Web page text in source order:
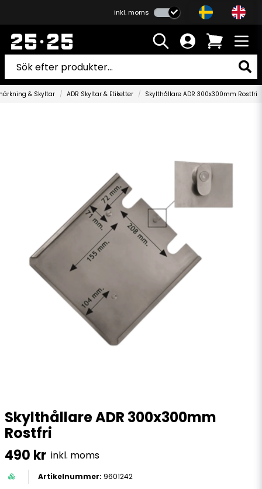
inkl. moms
& Skyltar ADR Skyltar & Etiketter Skylthållare ADR 300x300mm Rostfri
Skylthållare ADR 300x300mm
Rostfri
490 kr inkl. moms
9601242